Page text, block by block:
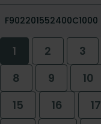
F902201552400C1000
1 2 3
8
9 10
15
16 17